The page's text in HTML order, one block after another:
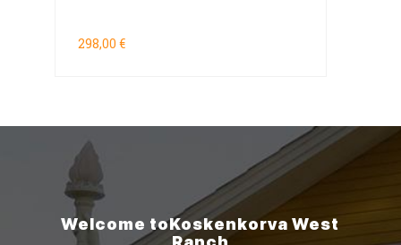
298,00 €
Welcome toKoskenkorvaWest